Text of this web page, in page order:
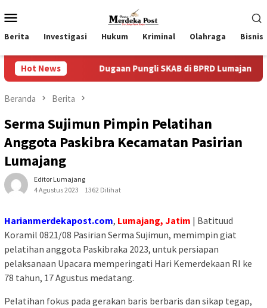
ke
kontenMobile
Berita Investigasi Hukum Kriminal Olahraga Bisnis
Hot News
Dugaan Pungli SKAB di BPRD Lumajang Oknum Dipaksa
Beranda Berita
Serma Sujimun Pimpin Pelatihan
Anggota Paskibra Kecamatan Pasirian
Lumajang
Editor Lumajang
4 Agustus 2023
1362 Dilihat
Harianmerdekapost.com, Lumajang, Jatim | Batituud
Koramil 0821/08 Pasirian Serma Sujimun, memimpin giat
pelatihan anggota Paskibraka 2023, untuk persiapan
pelaksanaan Upacara memperingati Hari Kemerdekaan RI ke
78 tahun, 17 Agustus medatang.
Pelatihan fokus pada gerakan baris berbaris dan sikap tegap,